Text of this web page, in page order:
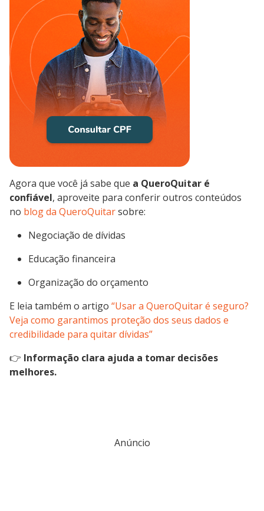
Agora que você já sabe que a QueroQuitar é
confiável, aproveite para conferir outros conteúdos
no blog da QueroQuitarsobre:
Negociação de dívidas
Educação financeira
Organização do orçamento
E leia também o artigo “Usar a QueroQuitar é seguro?
Veja como garantimos proteção dos seus dados e
credibilidade para quitar dívidas”
👉 Informação clara ajuda a tomar decisões
melhores.
Anúncio